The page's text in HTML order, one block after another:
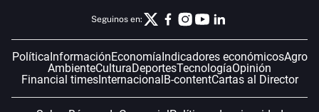
Seguinos en:
PolíticaInformaciónEconomíaIndicadores económicosAgro
AmbienteCulturaDeportesTecnologíaOpinión
Financial timesInternacionalB-contentCartas al Director